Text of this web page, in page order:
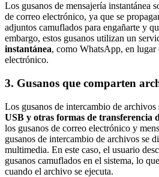
Los gusanos de mensajería instantánea
de correo electrónico, ya que se
adjuntos camuflados para engañarte y
embargo, estos gusanos utilizan un
instantánea, como WhatsApp, en lugar
electrónico.
3. Gusanos que comparten
Los gusanos de intercambio de archivos
USB y otras formas de transferencia
los gusanos de correo electrónico y
gusanos de intercambio de archivos se
multimedia. En este caso, el usuario
gusanos camuflados en el sistema, lo
cuando el archivo se ejecuta.